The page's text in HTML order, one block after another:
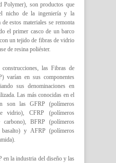
Polymer), son productos que
nicho de la ingeniería y la
estos materiales se remonta
el primer casco de un barco
un tejido de fibras de vidrio
de resina poliéster.
las Fibras de
varían en sus componentes
sus denominaciones en
Las más conocidas en el
son las GFRP (polímeros
vidrio), CFRP (polímeros
BFRP (polímeros
y AFRP (polímeros
en la industria del diseño y las